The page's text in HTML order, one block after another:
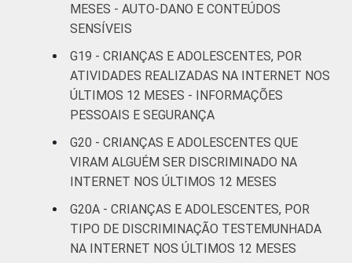
MESES - AUTO-DANO E CONTEÚDOS
SENSÍVEIS
G19 - CRIANÇAS E ADOLESCENTES, POR
ATIVIDADES REALIZADAS NA INTERNET NOS
ÚLTIMOS 12 MESES - INFORMAÇÕES
PESSOAIS E SEGURANÇA
G20 - CRIANÇAS E ADOLESCENTES QUE
VIRAM ALGUÉM SER DISCRIMINADO NA
INTERNET NOS ÚLTIMOS 12 MESES
G20A - CRIANÇAS E ADOLESCENTES, POR
TIPO DE DISCRIMINAÇÃO TESTEMUNHADA
NA INTERNET NOS ÚLTIMOS 12 MESES